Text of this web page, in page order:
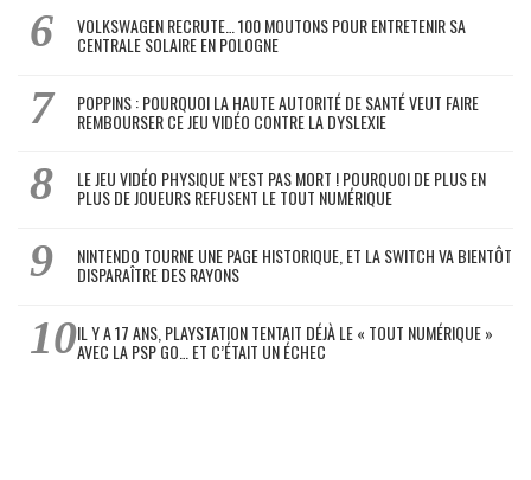
VOLKSWAGEN RECRUTE… 100 MOUTONS POUR ENTRETENIR SA
CENTRALE SOLAIRE EN POLOGNE
POPPINS : POURQUOI LA HAUTE AUTORITÉ DE SANTÉ VEUT FAIRE
REMBOURSER CE JEU VIDÉO CONTRE LA DYSLEXIE
LE JEU VIDÉO PHYSIQUE N’EST PAS MORT ! POURQUOI DE PLUS EN
PLUS DE JOUEURS REFUSENT LE TOUT NUMÉRIQUE
NINTENDO TOURNE UNE PAGE HISTORIQUE, ET LA SWITCH VA BIENTÔT
DISPARAÎTRE DES RAYONS
IL Y A 17 ANS, PLAYSTATION TENTAIT DÉJÀ LE « TOUT NUMÉRIQUE »
AVEC LA PSP GO… ET C’ÉTAIT UN ÉCHEC